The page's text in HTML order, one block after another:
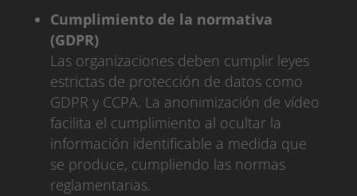
Cumplimiento de la normativa
(GDPR)
Las organizaciones deben cumplir leyes
estrictas de protección de datos como
GDPR y CCPA. La anonimización de vídeo
facilita el cumplimiento al ocultar la
información identificable a medida que
se produce, cumpliendo las normas
reglamentarias.